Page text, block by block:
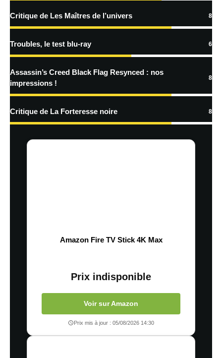
Critique de Les Maîtres de l’univers 8
Troubles, le test blu-ray 6
Assassin’s Creed Black Flag Resynced : nos
impressions !
8
Critique de La Forteresse noire 8
Amazon Fire TV Stick 4K Max
Prix indisponible
Voir sur Amazon
Prix mis à jour : 05/08/2026 14:30